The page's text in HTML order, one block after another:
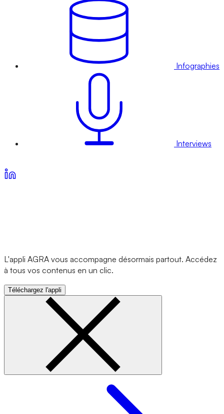
Infographies
Interviews
L'appli AGRA vous accompagne désormais partout. Accédez
à tous vos contenus en un clic.
Téléchargez l'appli